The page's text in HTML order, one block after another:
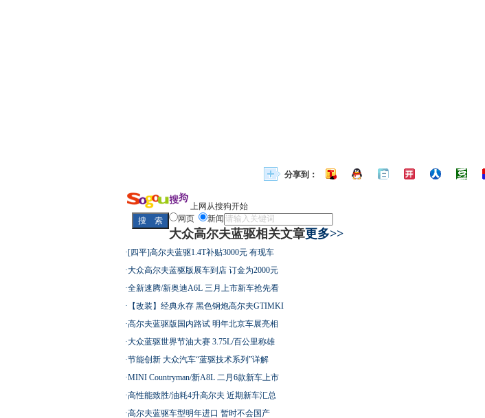
分享到：
上网从搜狗开始
网页
新闻
大众高尔夫蓝驱相关文章更多>>
·[四平]高尔夫蓝驱1.4T补贴3000元 有现车
·大众高尔夫蓝驱版展车到店 订金为2000元
·全新速腾/新奥迪A6L 三月上市新车抢先看
· 【改装】经典永存 黑色钢炮高尔夫GTIMKI
·高尔夫蓝驱版国内路试 明年北京车展亮相
·大众蓝驱世界节油大赛 3.75L/百公里称雄
·节能创新 大众汽车“蓝驱技术系列”详解
·MINI Countryman/新A8L 二月6款新车上市
·高性能致胜/油耗4升高尔夫 近期新车汇总
·高尔夫蓝驱车型明年进口 暂时不会国产